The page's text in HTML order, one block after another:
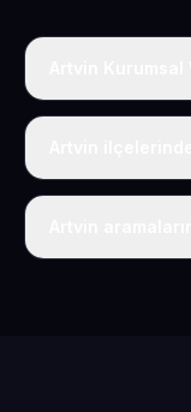
Artvin dahil
Elbette; Artvin